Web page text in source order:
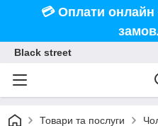
💳 Оплати
Black street
Товари та послуги